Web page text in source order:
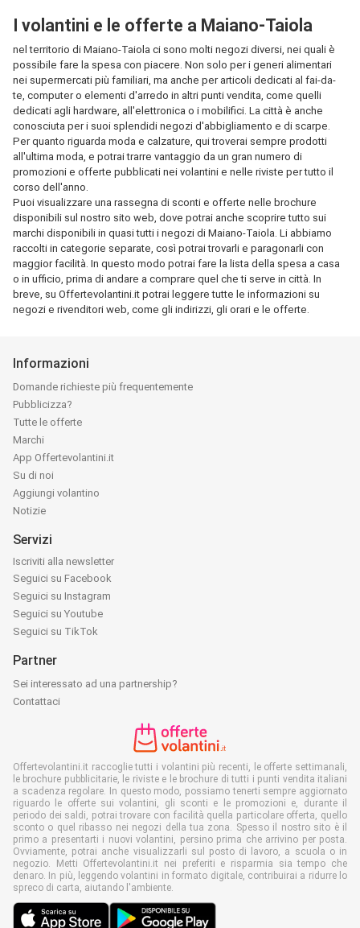
I volantini e le offerte a Maiano-Taiola
nel territorio di Maiano-Taiola ci sono molti negozi diversi, nei quali è
possibile fare la spesa con piacere. Non solo per i generi alimentari
nei supermercati più familiari, ma anche per articoli dedicati al fai-da-
te, computer o elementi d'arredo in altri punti vendita, come quelli
dedicati agli hardware, all'elettronica o i mobilifici. La città è anche
conosciuta per i suoi splendidi negozi d'abbigliamento e di scarpe.
Per quanto riguarda moda e calzature, qui troverai sempre prodotti
all'ultima moda, e potrai trarre vantaggio da un gran numero di
promozioni e offerte pubblicati nei volantini e nelle riviste per tutto il
corso dell'anno.
Puoi visualizzare una rassegna di sconti e offerte nelle brochure
disponibili sul nostro sito web, dove potrai anche scoprire tutto sui
marchi disponibili in quasi tutti i negozi di Maiano-Taiola. Li abbiamo
raccolti in categorie separate, così potrai trovarli e paragonarli con
maggior facilità. In questo modo potrai fare la lista della spesa a casa
o in ufficio, prima di andare a comprare quel che ti serve in città. In
breve, su Offertevolantini.it potrai leggere tutte le informazioni su
negozi e rivenditori web, come gli indirizzi, gli orari e le offerte.
Informazioni
Domande richieste più frequentemente
Pubblicizza?
Tutte le offerte
Marchi
App Offertevolantini.it
Su di noi
Aggiungi volantino
Notizie
Servizi
Iscriviti alla newsletter
Seguici su Facebook
Seguici su Instagram
Seguici su Youtube
Seguici su TikTok
Partner
Sei interessato ad una partnership?
Contattaci
Offertevolantini.it raccoglie tutti i volantini più recenti, le offerte settimanali,
le brochure pubblicitarie, le riviste e le brochure di tutti i punti vendita italiani
a scadenza regolare. In questo modo, possiamo tenerti sempre aggiornato
riguardo le offerte sui volantini, gli sconti e le promozioni e, durante il
periodo dei saldi, potrai trovare con facilità quella particolare offerta, quello
sconto o quel ribasso nei negozi della tua zona. Spesso il nostro sito è il
primo a presentarti i nuovi volantini, persino prima che arrivino per posta.
Ovviamente, potrai anche visualizzarli sul posto di lavoro, a scuola o in
negozio. Metti Offertevolantini.it nei preferiti e risparmia sia tempo che
denaro. In più, leggendo volantini in formato digitale, contribuirai a ridurre lo
spreco di carta, aiutando l'ambiente.